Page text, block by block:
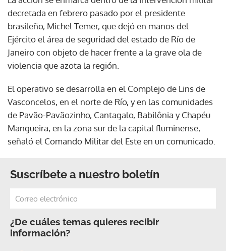
decretada en febrero pasado por el presidente
brasileño, Michel Temer, que dejó en manos del
Ejército el área de seguridad del estado de Río de
Janeiro con objeto de hacer frente a la grave ola de
violencia que azota la región.
El operativo se desarrolla en el Complejo de Lins de
Vasconcelos, en el norte de Río, y en las comunidades
de Pavão-Pavãozinho, Cantagalo, Babilônia y Chapéu
Mangueira, en la zona sur de la capital fluminense,
señaló el Comando Militar del Este en un comunicado.
Suscríbete a nuestro boletín
¿De cuáles temas quieres recibir
información?